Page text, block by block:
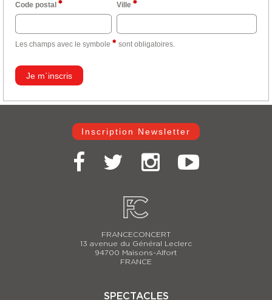
Code postal Ville
Les champs avec le symbole sont obligatoires.
FRANCECONCERT
13 avenue du Général Leclerc
94700 Maisons-Alfort
FRANCE
Inscription Newsletter
SPECTACLES